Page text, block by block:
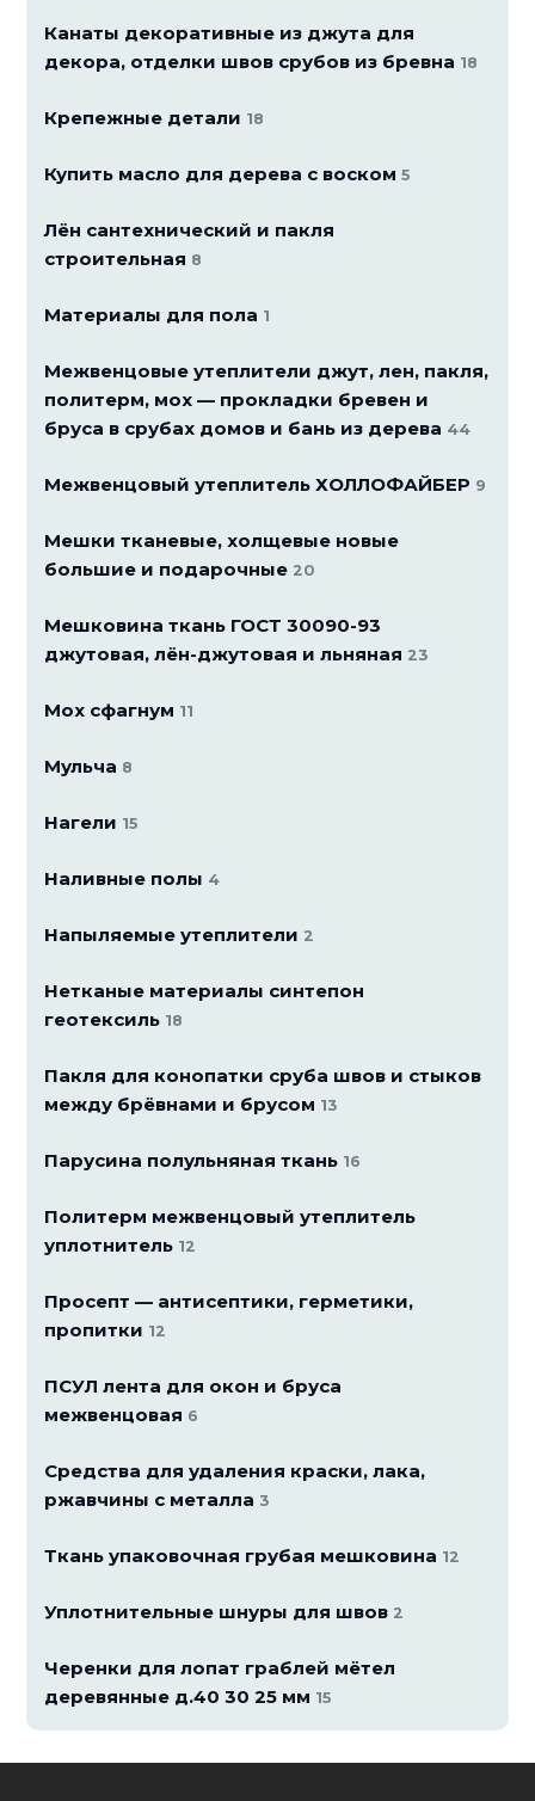
Канаты декоративные из джута для
декора, отделки швов срубов из бревна 18
Крепежные детали 18
Купить масло для дерева с воском5
Лён сантехнический и пакля
строительная 8
Материалы для пола 1
Межвенцовые утеплители джут, лен, пакля,
политерм, мох — прокладки бревен и
бруса в срубах домов и бань из дерева 44
Межвенцовый утеплитель ХОЛЛОФАЙБЕР 9
Мешки тканевые, холщевые новые
большие и подарочные 20
Мешковина ткань ГОСТ 30090-93
джутовая, лён-джутовая и льняная 23
Мох сфагнум 11
Мульча 8
Нагели 15
Наливные полы 4
Напыляемые утеплители 2
Нетканые материалы синтепон
геотексиль 18
Пакля для конопатки сруба швов и стыков
между брёвнами и брусом 13
Парусина полульняная ткань 16
Политерм межвенцовый утеплитель
уплотнитель 12
Просепт — антисептики, герметики,
пропитки 12
ПСУЛ лента для окон и бруса
межвенцовая 6
Средства для удаления краски, лака,
ржавчины с металла 3
Ткань упаковочная грубая мешковина 12
Уплотнительные шнуры для швов 2
Черенки для лопат граблей мётел
деревянные д.40 30 25 мм 15